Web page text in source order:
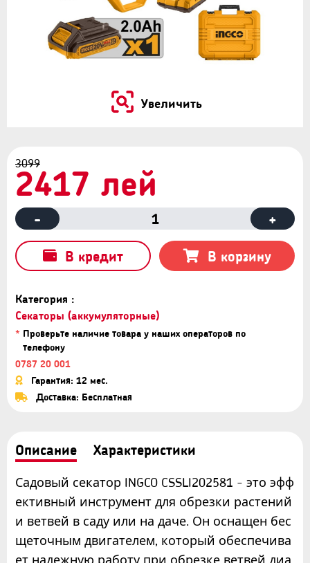
Увеличить
Категория :
Секаторы (аккумуляторные)
* Проверьте наличие товара у наших операторов по
телефону
0787 20 001
Гарантия: 12 мес.
Доставка: Бесплатная
3099
2417 лей
- 1 +
В кредит В корзину
Описание Характеристики
Садовый секатор INGCO CSSLI202581 - это эфф
ективный инструмент для обрезки растений
и ветвей в саду или на даче. Он оснащен бес
щеточным двигателем, который обеспечива